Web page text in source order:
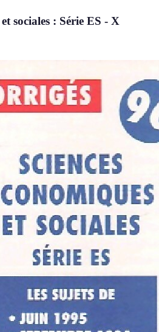
sociales : Série ES - X